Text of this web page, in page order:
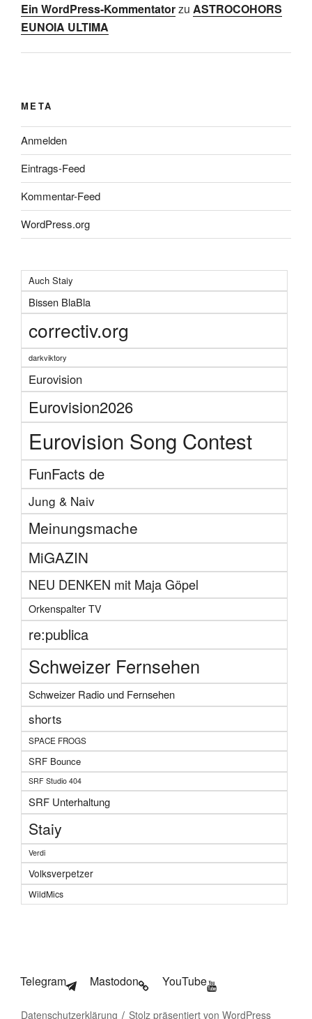
Ein WordPress-Kommentatorzu ASTROCOHORS
EUNOIA ULTIMA
META
Anmelden
Eintrags-Feed
Kommentar-Feed
WordPress.org
Auch Staiy
Bissen BlaBla
correctiv.org
darkviktory
Eurovision
Eurovision2026
Eurovision Song Contest
FunFacts de
Jung & Naiv
Meinungsmache
MiGAZIN
NEU DENKEN mit Maja Göpel
Orkenspalter TV
re:publica
Schweizer Fernsehen
Schweizer Radio und Fernsehen
shorts
SPACE FROGS
SRF Bounce
SRF Studio 404
SRF Unterhaltung
Staiy
Verdi
Volksverpetzer
WildMics
Telegram Mastodon YouTube
Datenschutzerklärung Stolz präsentiert von WordPress